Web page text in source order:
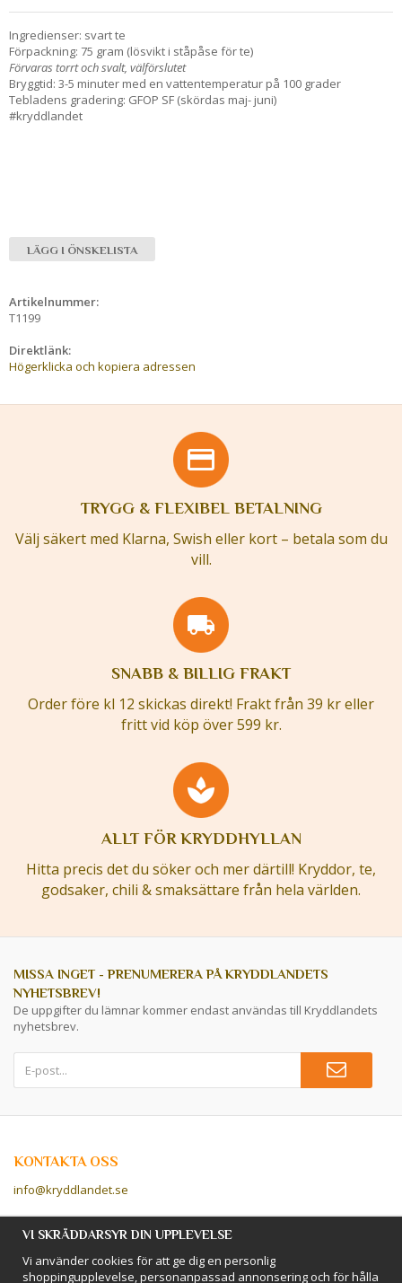
Ingredienser: svart te
Förpackning: 75 gram (lösvikt i ståpåse för te)
Förvaras torrt och svalt, välförslutet
Bryggtid: 3-5 minuter med en vattentemperatur på 100 grader
Tebladens gradering: GFOP SF (skördas maj- juni)
#kryddlandet
LÄGG I ÖNSKELISTA
Artikelnummer:
T1199
Direktlänk:
Högerklicka och kopiera adressen
TRYGG & FLEXIBEL BETALNING
Välj säkert med Klarna, Swish eller kort – betala som du
vill.
SNABB & BILLIG FRAKT
Order före kl 12 skickas direkt! Frakt från 39 kr eller
fritt vid köp över 599 kr.
ALLT FÖR KRYDDHYLLAN
Hitta precis det du söker och mer därtill! Kryddor, te,
godsaker, chili & smaksättare från hela världen.
MISSA INGET - PRENUMERERA PÅ KRYDDLANDETS
NYHETSBREV!
De uppgifter du lämnar kommer endast användas till Kryddlandets
nyhetsbrev.
KONTAKTA OSS
info@kryddlandet.se
Följ oss på Facebook!
Följ oss på Instagram!
VI SKRÄDDARSYR DIN UPPLEVELSE
Vi använder cookies för att ge dig en personlig
shoppingupplevelse, personanpassad annonsering och för hålla